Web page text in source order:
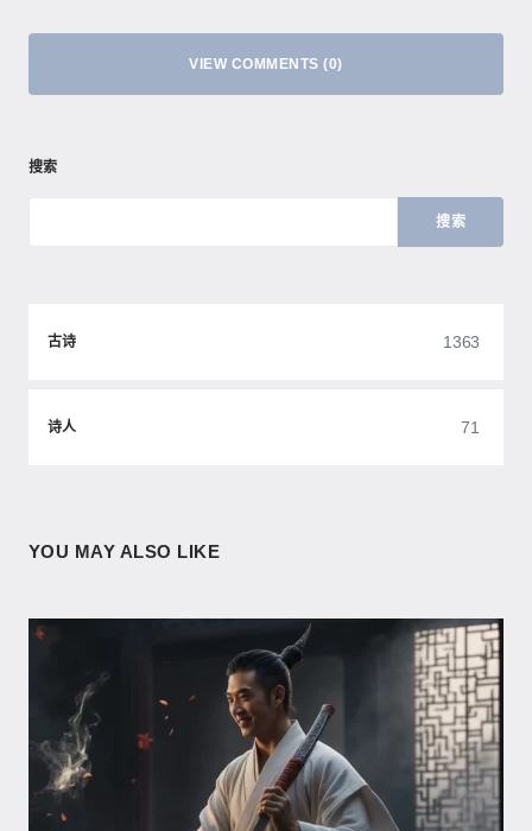
VIEW COMMENTS (0)
搜索
搜索
古诗 1363
诗人 71
YOU MAY ALSO LIKE